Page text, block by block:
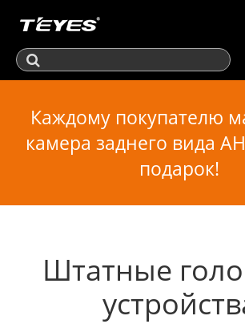
Каждому покупателю
камера заднего вида
подарок!
Штатные